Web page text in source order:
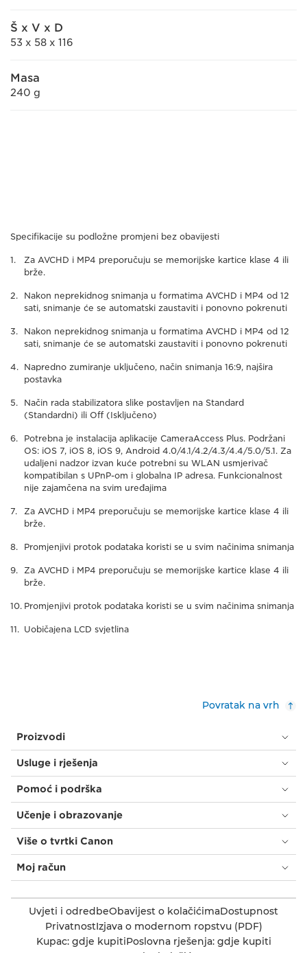
Š x V x D
53 x 58 x 116
Masa
240 g
Specifikacije su podložne promjeni bez obavijesti
Za AVCHD i MP4 preporučuju se memorijske kartice klase 4 ili
brže.
Nakon neprekidnog snimanja u formatima AVCHD i MP4 od 12
sati, snimanje će se automatski zaustaviti i ponovno pokrenuti
Nakon neprekidnog snimanja u formatima AVCHD i MP4 od 12
sati, snimanje će se automatski zaustaviti i ponovno pokrenuti
Napredno zumiranje uključeno, način snimanja 16:9, najšira
postavka
Način rada stabilizatora slike postavljen na Standard
(Standardni) ili Off (Isključeno)
Potrebna je instalacija aplikacije CameraAccess Plus. Podržani
OS: iOS 7, iOS 8, iOS 9, Android 4.0/4.1/4.2/4.3/4.4/5.0/5.1. Za
udaljeni nadzor izvan kuće potrebni su WLAN usmjerivač
kompatibilan s UPnP-om i globalna IP adresa. Funkcionalnost
nije zajamčena na svim uređajima
Za AVCHD i MP4 preporučuju se memorijske kartice klase 4 ili
brže.
Promjenjivi protok podataka koristi se u svim načinima snimanja
Za AVCHD i MP4 preporučuju se memorijske kartice klase 4 ili
brže.
Promjenjivi protok podataka koristi se u svim načinima snimanja
Uobičajena LCD svjetlina
Povratak na vrh
Proizvodi
Usluge i rješenja
Pomoć i podrška
Učenje i obrazovanje
Više o tvrtki Canon
Moj račun
Uvjeti i odredbeObavijest o kolačićimaDostupnost
PrivatnostIzjava o modernom ropstvu (PDF)
Kupac: gdje kupitiPoslovna rješenja: gdje kupiti